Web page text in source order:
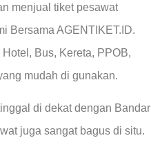
menjual tiket pesawat
Bersama AGENTIKET.ID.
Bus, Kereta, PPOB,
mudah di gunakan.
di dekat dengan Bandar
juga sangat bagus di situ.